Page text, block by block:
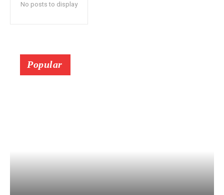
No posts to display
Popular